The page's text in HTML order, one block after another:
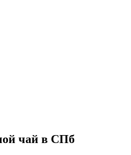
чай в СПб